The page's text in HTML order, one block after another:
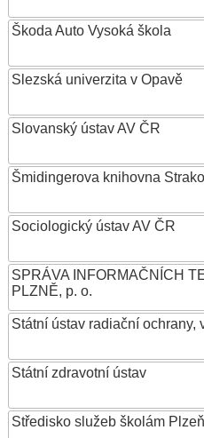
Škoda Auto Vysoká škola
Slezská univerzita v Opavě
Slovanský ústav AV ČR
Šmidingerova knihovna
Sociologický ústav AV ČR
SPRÁVA INFORMAČNÍCH
PLZNĚ, p. o.
Státní ústav radiační ochrany,
Státní zdravotní ústav
Středisko služeb školám Plzeň